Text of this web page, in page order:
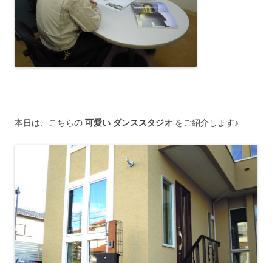
本日は、こちらの 可愛い ダンススタジオ をご紹介します♪